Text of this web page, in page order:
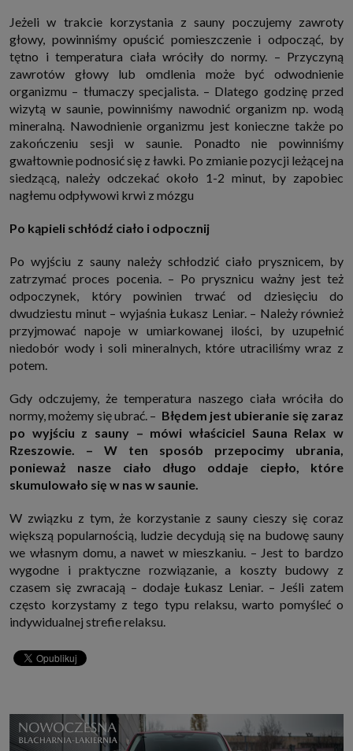
Jeżeli w trakcie korzystania z sauny poczujemy zawroty
głowy, powinniśmy opuścić pomieszczenie i odpocząć, by
tętno i temperatura ciała wróciły do normy. – Przyczyną
zawrotów głowy lub omdlenia może być odwodnienie
organizmu – tłumaczy specjalista. – Dlatego godzinę przed
wizytą w saunie, powinniśmy nawodnić organizm np. wodą
mineralną. Nawodnienie organizmu jest konieczne także po
zakończeniu sesji w saunie. Ponadto nie powinniśmy
gwałtownie podnosić się z ławki. Po zmianie pozycji leżącej na
siedzącą, należy odczekać około 1-2 minut, by zapobiec
nagłemu odpływowi krwi z mózgu
Po kąpieli schłódź ciało i odpocznij
Po wyjściu z sauny należy schłodzić ciało prysznicem, by
zatrzymać proces pocenia. – Po prysznicu ważny jest też
odpoczynek, który powinien trwać od dziesięciu do
dwudziestu minut – wyjaśnia Łukasz Leniar. – Należy również
przyjmować napoje w umiarkowanej ilości, by uzupełnić
niedobór wody i soli mineralnych, które utraciliśmy wraz z
potem.
Gdy odczujemy, że temperatura naszego ciała wróciła do
normy, możemy się ubrać. – Błędem jest ubieranie się zaraz
po wyjściu z sauny – mówi właściciel Sauna Relax w
Rzeszowie. – W ten sposób przepocimy ubrania,
ponieważ nasze ciało długo oddaje ciepło, które
skumulowało się w nas w saunie.
W związku z tym, że korzystanie z sauny cieszy się coraz
większą popularnością, ludzie decydują się na budowę sauny
we własnym domu, a nawet w mieszkaniu. – Jest to bardzo
wygodne i praktyczne rozwiązanie, a koszty budowy z
czasem się zwracają – dodaje Łukasz Leniar. – Jeśli zatem
często korzystamy z tego typu relaksu, warto pomyśleć o
indywidualnej strefie relaksu.